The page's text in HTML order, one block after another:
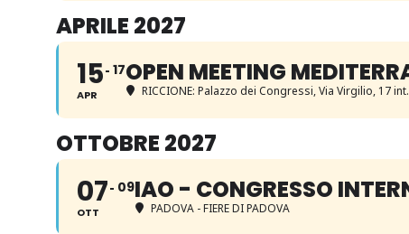
APRILE 2027
15
APR
17OPEN MEETING
RICCIONE: Palazzo dei Congressi, Via Virgilio, 17
OTTOBRE 2027
07
OTT
09IAO - CONGRESSO
PADOVA - FIERE DI PADOVA